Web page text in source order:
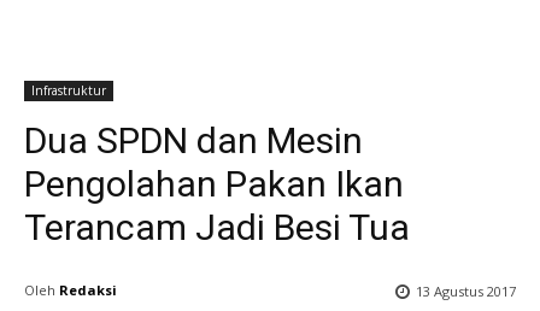
Infrastruktur
Dua SPDN dan Mesin
Pengolahan Pakan Ikan
Terancam Jadi Besi Tua
Oleh Redaksi 13 Agustus 2017